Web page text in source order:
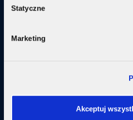
Statyczne
Marketing
Akceptuj
Internet + telewizja
Usługi dodatkowe